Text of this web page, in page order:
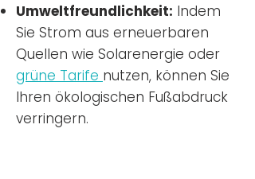
Umweltfreundlichkeit: Indem
Sie Strom aus erneuerbaren
Quellen wie Solarenergie oder
grüne Tarife nutzen, können Sie
Ihren ökologischen Fußabdruck
verringern.